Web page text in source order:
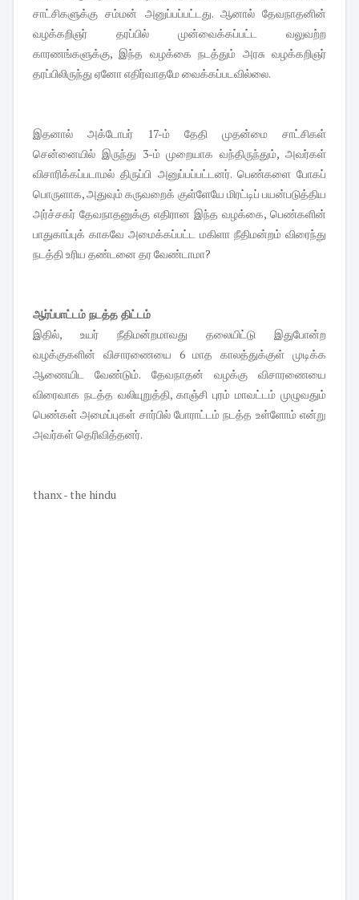
சாட்சிகளுக்கு சம்மன் அனுப்பப்பட்டது. ஆனால் தேவநாதனின்
வழக்கறிஞர் தரப்பில் முன்வைக்கப்பட்ட வலுவற்ற
காரணங்களுக்கு, இந்த வழக்கை நடத்தும் அரசு வழக்கறிஞர்
தரப்பிலிருந்து ஏனோ எதிர்வாதமே வைக்கப்படவில்லை.
இதனால் அக்டோபர் 17-ம் தேதி முதன்மை சாட்சிகள்
சென்னையில் இருந்து 3-ம் முறையாக வந்திருந்தும், அவர்கள்
விசாரிக்கப்படாமல் திருப்பி அனுப்பப்பட்டனர். பெண்களை போகப்
பொருளாக, அதுவும் கருவறைக் குள்ளேயே மிரட்டிப் பயன்படுத்திய
அர்ச்சகர் தேவநாதனுக்கு எதிரான இந்த வழக்கை, பெண்களின்
பாதுகாப்புக் காகவே அமைக்கப்பட்ட மகிளா நீதிமன்றம் விரைந்து
நடத்தி உரிய தண்டனை தர வேண்டாமா?
ஆர்ப்பாட்டம் நடத்த திட்டம்
இதில், உயர் நீதிமன்றமாவது தலையிட்டு இதுபோன்ற
வழக்குகளின் விசாரணையை 6 மாத காலத்துக்குள் முடிக்க
ஆணையிட வேண்டும். தேவநாதன் வழக்கு விசாரணையை
விரைவாக நடத்த வலியுறுத்தி, காஞ்சி புரம் மாவட்டம் முழுவதும்
பெண்கள் அமைப்புகள் சார்பில் போராட்டம் நடத்த உள்ளோம் என்று
அவர்கள் தெரிவித்தனர்.
thanx - the hindu